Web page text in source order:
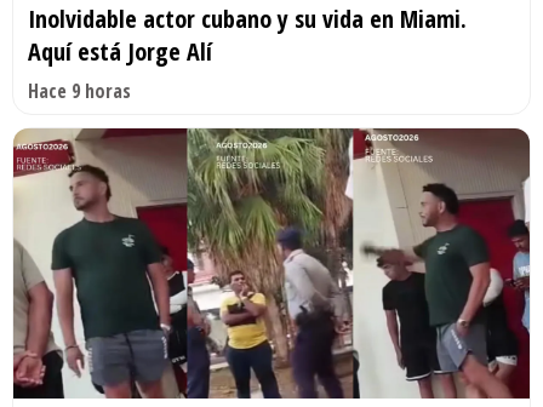
Inolvidable actor cubano y su vida en Miami.
Aquí está Jorge Alí
Hace 9 horas